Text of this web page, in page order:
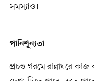
সমস্যাও।
পানিশূন্যতা
প্রচণ্ড গরমে রান্নাঘরে